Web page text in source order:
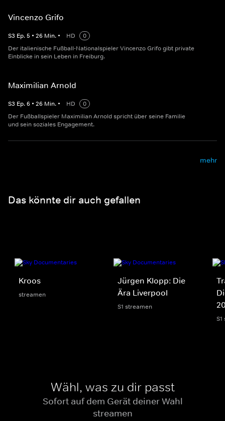
Vincenzo Grifo
S3 Ep.5 • 26 Min. • HD
0
Der italienische Fußball-Nationalspieler Vincenzo Grifo gibt private
Einblicke in sein Leben in Freiburg.
Maximilian Arnold
S3 Ep.6 • 26 Min. • HD
0
Der Fußballspieler Maximilian Arnold spricht über seine Familie
und sein soziales Engagement.
mehr
Das könnte dir auch gefallen
Kroos
streamen
Jürgen Klopp: Die
Ära Liverpool
S1 streamen
Wähl, was zu dir passt
Sofort auf dem Gerät deiner Wahl
streamen